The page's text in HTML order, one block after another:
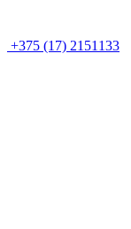
+375 (17) 2151133